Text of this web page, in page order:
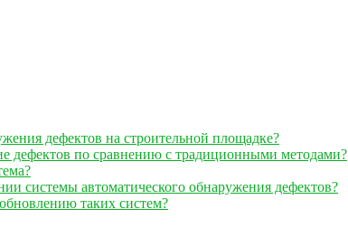
дефектов на строительной площадке?
дефектов по сравнению с традиционными методами?
системы автоматического обнаружения дефектов?
таких систем?